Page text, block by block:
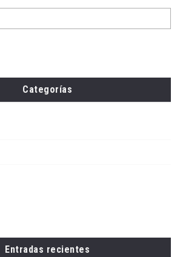
Categorías
Entradas recientes